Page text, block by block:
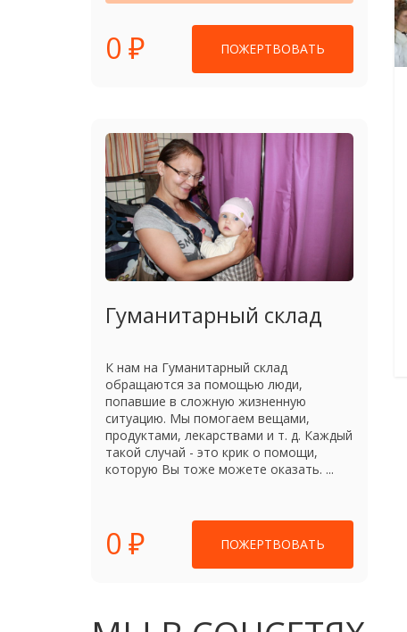
0 ₽ ПОЖЕРТВОВАТЬ
Гуманитарный склад
К нам на Гуманитарный склад
обращаются за помощью люди,
попавшие в сложную жизненную
ситуацию. Мы помогаем вещами,
продуктами, лекарствами и т. д. Каждый
такой случай - это крик о помощи,
которую Вы тоже можете оказать. ...
0 ₽ ПОЖЕРТВОВАТЬ